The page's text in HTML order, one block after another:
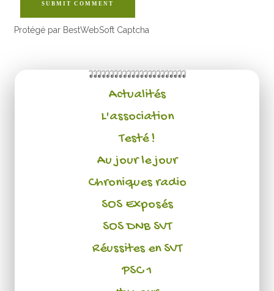
SUBMIT COMMENT
Protégé par BestWebSoft Captcha
Actualités
L'association
Testé !
Au jour le jour
Chroniques radio
SOS Exposés
SOS DNB SVT
Réussites en SVT
PSC 1